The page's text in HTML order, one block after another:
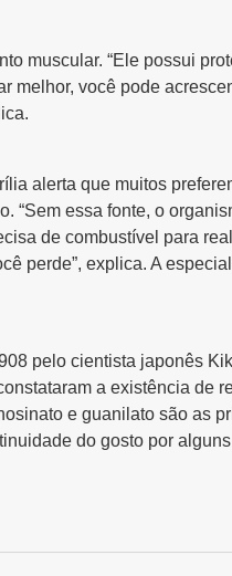
muscular. “Ele possui
melhor, você pode
alerta que muitos
“Sem essa fonte, o
de combustível para
perde”, explica. A
pelo cientista japonês
a existência de
e guanilato são as
do gosto por